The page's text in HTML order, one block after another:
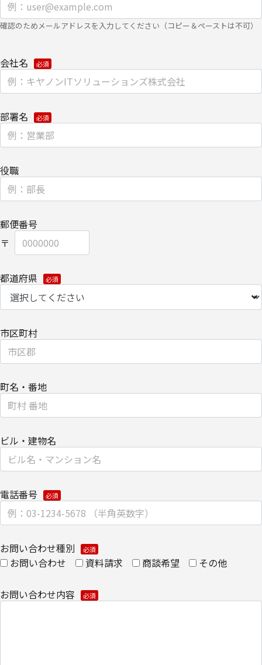
・法令に基づく場合
・上記利用目的を実施するために、適切な機密保持契約を締結した
情報の全ての項目について、当社のグループ会社およびパートナー
企業に、書面もしくは電子媒体で提供する場合
個人情報を提供する場合は、安全を考慮した、電子的な伝送または
紙面による搬送もしくは手渡しにて提供いたします。
なお、各種お問い合わせ・お申込みに関する対応への適切な回答処
せていただく場合があります。
【委託先に関して】
預託する場合は、適切な機密保持契約を締結し委託先を監督しま
す。
必要な個人情報の提供をご希望されない場合、当社からの各種情
報/サービスをお届けできなくなる場合がございます。
【個人情報の開示/訂正/削除に関して】
ご提供いただきました個人情報の開示/訂正/削除などを希望される
場合は、下記の[個人情報保護管理元・お問い合わせ先]にお問い合
また、お手続きの詳細については、以下をご参照ください。
・個人のお客さまのお手続き方法
このページは通信途上における第三者の不正なアクセスに備えて、
SSL（Secure Sockets Layer）による個人情報の暗号化またはこれ
に準ずるセキュリティ技術を施し、安全性の確保に努めます。
【個人情報保護管理者】
キヤノンITソリューションズ株式会社
【お問い合わせ先】
コーポレートマーケティング部
確認のためメールアドレスを入力してください（コピー＆ペーストは不可）
会社名
部署名
役職
郵便番号
都道府県
市区町村
町名・番地
ビル・建物名
電話番号
お問い合わせ種別
お問い合わせ
資料請求 商談希望 その他
お問い合わせ内容